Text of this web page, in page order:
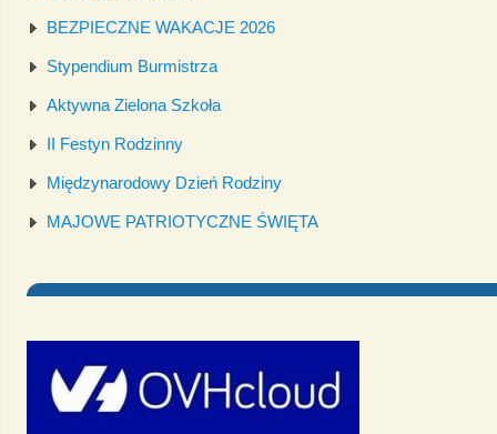
BEZPIECZNE WAKACJE 2026
Stypendium Burmistrza
Aktywna Zielona Szkoła
II Festyn Rodzinny
Międzynarodowy Dzień Rodziny
MAJOWE PATRIOTYCZNE ŚWIĘTA